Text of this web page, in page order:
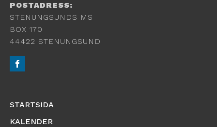
POSTADRESS:
STENUNGSUNDS MS
BOX 170
44422 STENUNGSUND
STARTSIDA
KALENDER